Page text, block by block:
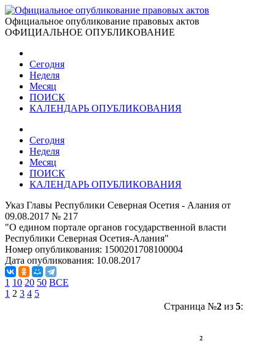
Официальное опубликование правовых актов
ОФИЦИАЛЬНОЕ ОПУБЛИКОВАНИЕ
Сегодня
Неделя
Месяц
ПОИСК
КАЛЕНДАРЬ ОПУБЛИКОВАНИЯ
Сегодня
Неделя
Месяц
ПОИСК
КАЛЕНДАРЬ ОПУБЛИКОВАНИЯ
Указ Главы Республики Северная Осетия - Алания от
09.08.2017 № 217
"О едином портале органов государственной власти
Республики Северная Осетия-Алания"
Номер опубликования: 1500201708100004
Дата опубликования: 10.08.2017
1 10 20 50 ВСЕ
1 2 3 4 5
Страница №2из 5: